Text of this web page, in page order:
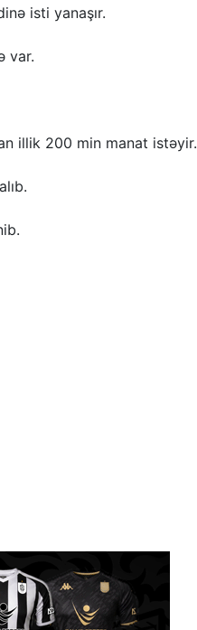
isti yanaşır.
var.
illik 200 min manat istəyir.